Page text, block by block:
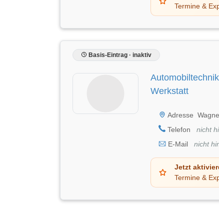
Termine &
Basis-Eintrag · inaktiv
Werkstatt
Adresse
Telefon
nicht
E-Mail
nicht
Jetzt
Termine &